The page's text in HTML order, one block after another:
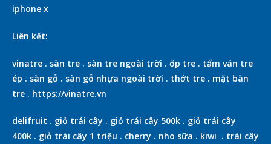
iphone x
Liên kết:
vinatre . sàn tre . sàn tre ngoài trời . ốp tre . tấm ván tre
ép . sàn gỗ . sàn gỗ nhựa ngoài trời . thớt tre . mặt bàn
tre . https://vinatre.vn
delifruit . giỏ trái cây . giỏ trái cây 500k . giỏ trái cây
400k . giỏ trái cây 1 triệu . cherry . nho sữa . kiwi . trái cây